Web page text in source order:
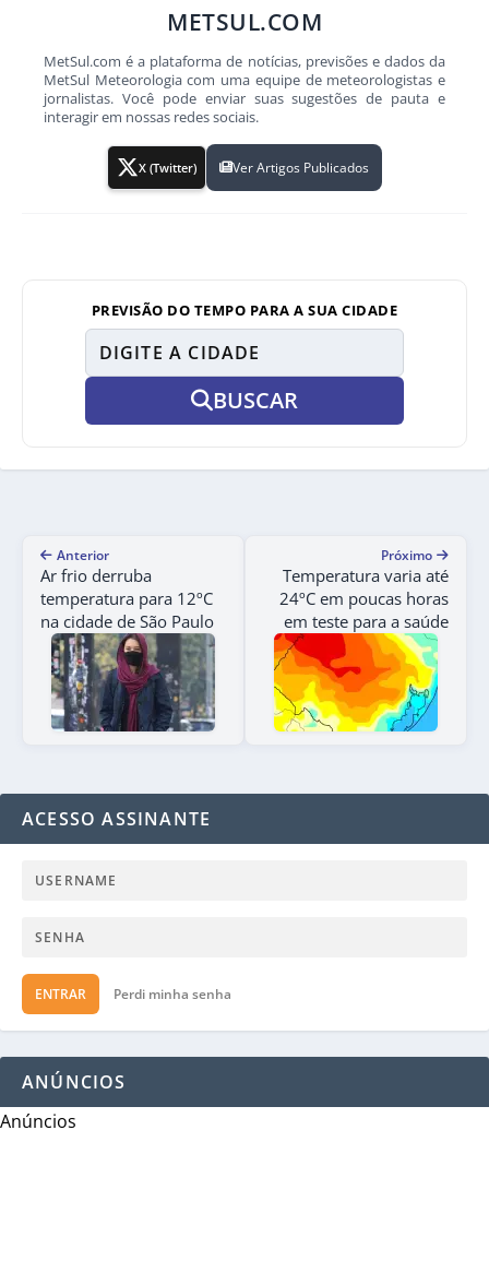
METSUL.COM
MetSul.com é a plataforma de notícias, previsões e dados da
MetSul Meteorologia com uma equipe de meteorologistas e
jornalistas. Você pode enviar suas sugestões de pauta e
interagir em nossas redes sociais.
X (Twitter) Ver Artigos Publicados
PREVISÃO DO TEMPO PARA A SUA CIDADE
BUSCAR
Anterior
Ar frio derruba
temperatura para 12ºC
na cidade de São Paulo
Próximo
Temperatura varia até
24ºC em poucas horas
em teste para a saúde
ACESSO ASSINANTE
ENTRAR Perdi minha senha
ANÚNCIOS
Anúncios